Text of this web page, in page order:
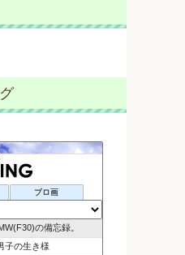
ブロ画
の備忘録。
子の生き様